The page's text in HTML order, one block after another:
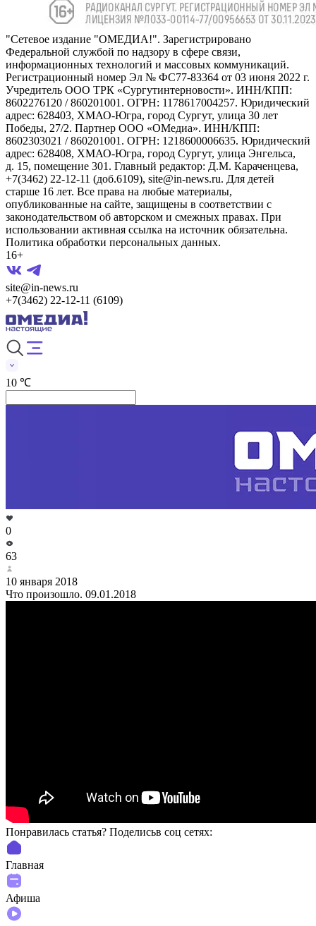
"Сетевое издание "ОМЕДИА!". Зарегистрировано
Федеральной службой по надзору в сфере связи,
информационных технологий и массовых коммуникаций.
Регистрационный номер Эл № ФС77-83364 от 03 июня 2022 г.
Учредитель ООО ТРК «Сургутинтерновости». ИНН/КПП:
8602276120 / 860201001. ОГРН: 1178617004257. Юридический
адрес: 628403, ХМАО-Югра, город Сургут, улица 30 лет
Победы, 27/2. Партнер ООО «ОМедиа». ИНН/КПП:
8602303021 / 860201001. ОГРН: 1218600006635. Юридический
адрес: 628408, ХМАО-Югра, город Сургут, улица Энгельса,
д. 15, помещение 301. Главный редактор: Д.М. Караченцева,
+7(3462) 22-12-11 (доб.6109), site@in-news.ru. Для детей
старше 16 лет. Все права на любые материалы,
опубликованные на сайте, защищены в соответствии с
законодательством об авторском и смежных правах. При
использовании активная ссылка на источник обязательна.
Политика обработки персональных данных.
16+
site@in-news.ru
+7(3462) 22-12-11 (6109)
10 ℃
0
63
10 января 2018
Что произошло. 09.01.2018
Понравилась статья? Поделиcьв соц сетях:
Главная
Афиша